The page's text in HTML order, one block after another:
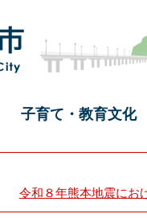
子育て・教育文化
令和８年熊本地震にお